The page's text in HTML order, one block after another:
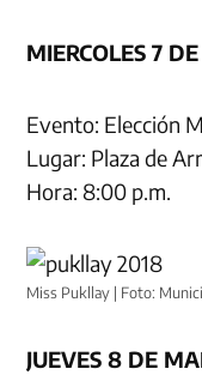
MIERCOLES 7
Evento: Elección
Lugar: Plaza de
Hora: 8:00 p.m.
Miss Pukllay | Foto:
JUEVES 8 DE